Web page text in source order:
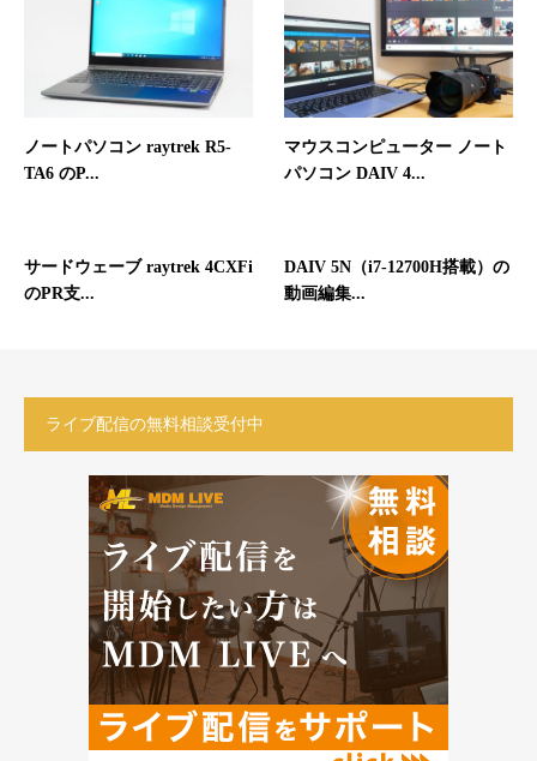
ノートパソコン raytrek R5-
TA6 のP...
マウスコンピューター ノート
パソコン DAIV 4...
サードウェーブ raytrek 4CXFi
のPR支...
DAIV 5N（i7-12700H搭載）の
動画編集...
ライブ配信の無料相談受付中